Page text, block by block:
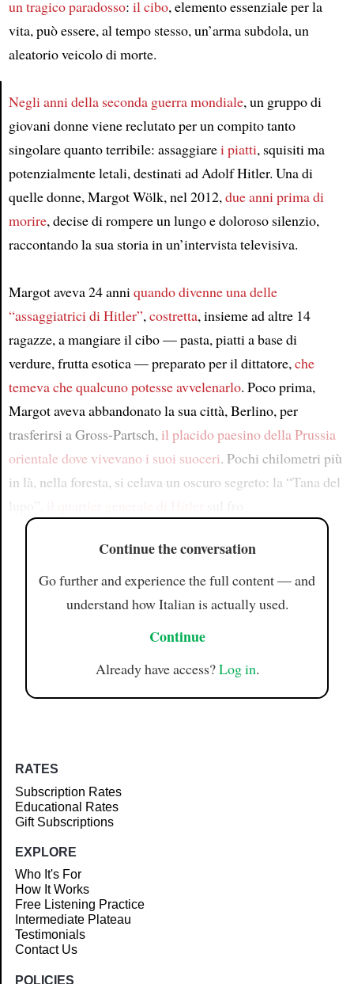
Article
un tragico paradosso: il cibo, elemento essenziale per la
vita, può essere, al tempo stesso, un’arma subdola, un
aleatorio veicolo di morte.
Negli anni della seconda guerra mondiale, un gruppo di
giovani donne viene reclutato per un compito tanto
singolare quanto terribile: assaggiarei piatti, squisiti ma
potenzialmente letali, destinati ad Adolf Hitler. Una di
quelle donne, Margot Wölk, nel 2012,due anni prima di
morire, decise di rompere un lungo e doloroso silenzio,
raccontando la sua storia in un’intervista televisiva.
Margot aveva 24 anniquando divenne una delle
“assaggiatrici di Hitler”,costretta, insieme ad altre 14
ragazze, a mangiare il cibo — pasta, piatti a base di
verdure, frutta esotica — preparato per il dittatore,che
temeva che qualcuno potesse avvelenarlo. Poco prima,
Margot aveva abbandonato la sua città, Berlino, per
trasferirsi a Gross-Partsch, il placido paesino della Prussia
orientale dove vivevano i suoi suoceri. Pochi chilometri più
in là, nella foresta, si celava un oscuro segreto: la “Tana del
Continue the conversation
Go further and experience the full content — and
understand how Italian is actually used.
Continue
Already have access?Log in.
RATES
Subscription Rates
Educational Rates
Gift Subscriptions
EXPLORE
Who It's For
How It Works
Free Listening Practice
Intermediate Plateau
Testimonials
Contact Us
POLICIES